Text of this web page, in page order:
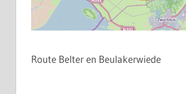
Route Belter en Beulakerwiede